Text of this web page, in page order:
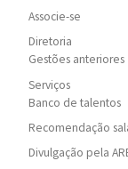
Associe-se
Diretoria
Gestões anteriores
Serviços
Banco de talentos
Recomendação
Divulgação pela